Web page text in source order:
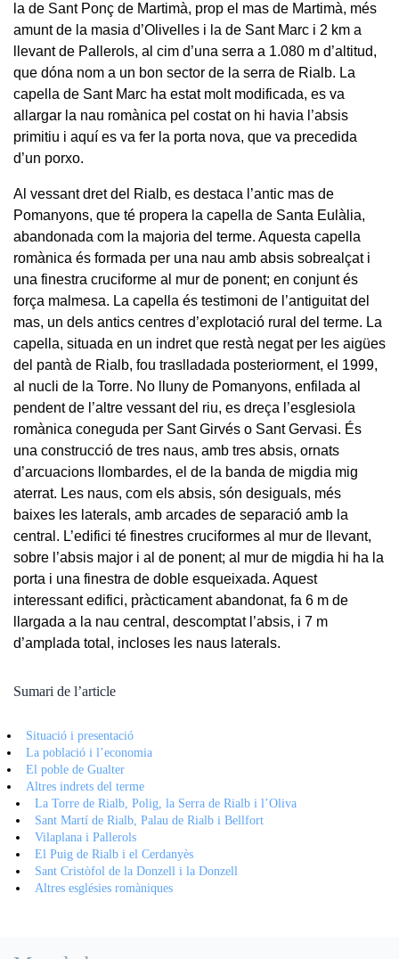
la de Sant Ponç de Martimà, prop el mas de Martimà, més
amunt de la masia d’Olivelles i la de Sant Marc i 2 km a
llevant de Pallerols, al cim d’una serra a 1.080 m d’altitud,
que dóna nom a un bon sector de la serra de Rialb. La
capella de Sant Marc ha estat molt modificada, es va
allargar la nau romànica pel costat on hi havia l’absis
primitiu i aquí es va fer la porta nova, que va precedida
d’un porxo.
Al vessant dret del Rialb, es destaca l’antic mas de
Pomanyons, que té propera la capella de Santa Eulàlia,
abandonada com la majoria del terme. Aquesta capella
romànica és formada per una nau amb absis sobrealçat i
una finestra cruciforme al mur de ponent; en conjunt és
força malmesa. La capella és testimoni de l’antiguitat del
mas, un dels antics centres d’explotació rural del terme. La
capella, situada en un indret que restà negat per les aigües
del pantà de Rialb, fou traslladada posteriorment, el 1999,
al nucli de la Torre. No lluny de Pomanyons, enfilada al
pendent de l’altre vessant del riu, es dreça l’esglesiola
romànica coneguda per Sant Girvés o Sant Gervasi. És
una construcció de tres naus, amb tres absis, ornats
d’arcuacions llombardes, el de la banda de migdia mig
aterrat. Les naus, com els absis, són desiguals, més
baixes les laterals, amb arcades de separació amb la
central. L’edifici té finestres cruciformes al mur de llevant,
sobre l’absis major i al de ponent; al mur de migdia hi ha la
porta i una finestra de doble esqueixada. Aquest
interessant edifici, pràcticament abandonat, fa 6 m de
llargada a la nau central, descomptat l’absis, i 7 m
d’amplada total, incloses les naus laterals.
Sumari de l’article
Situació i presentació
La població i l’economia
El poble de Gualter
Altres indrets del terme
La Torre de Rialb, Polig, la Serra de Rialb i l’Oliva
Sant Martí de Rialb, Palau de Rialb i Bellfort
Vilaplana i Pallerols
El Puig de Rialb i el Cerdanyès
Sant Cristòfol de la Donzell i la Donzell
Altres esglésies romàniques